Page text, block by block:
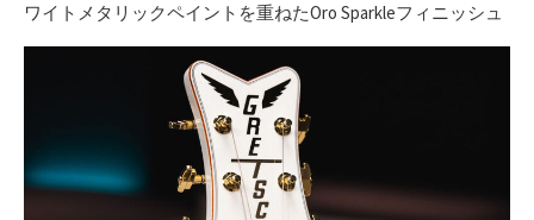
ワイトメタリックペイントを重ねたOro Sparkleフィニッシュ